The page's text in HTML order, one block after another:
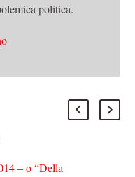
politica.
– o “Della